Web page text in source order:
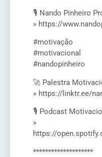
🎙️ Nando Pinheiro
» https://
#motivação
#motivacional
#nandopinheiro
🚀 Palestra
» https://linktr.ee/
🎙️ Podcast
»
https://
********************